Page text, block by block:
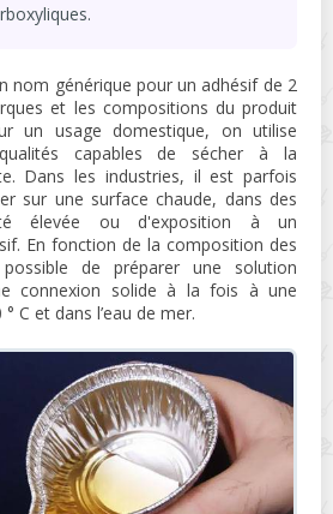
nom générique pour un adhésif de 2
et les compositions du produit
un usage domestique, on utilise
capables de sécher à la
Dans les industries, il est parfois
sur une surface chaude, dans des
élevée ou d'exposition à un
En fonction de la composition des
de préparer une solution
connexion solide à la fois à une
C et dans l’eau de mer.